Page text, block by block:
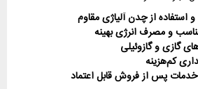
استفاده از چدن آلیاژی مقاوم
و مصرف انرژی بهینه
گازی و گازوئیلی
کم‌هزینه
خدمات پس از فروش قابل اعتماد